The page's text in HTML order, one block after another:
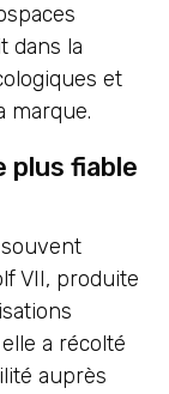
dans la
et
marque.
plus fiable
VII, produite
a récolté
auprès